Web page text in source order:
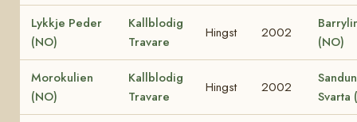
Lykkje Peder
(NO)
Kallblodig
Travare
Hingst 2002
(NO)
Morokulien
(NO)
Kallblodig
Travare
Hingst 2002
Svarta